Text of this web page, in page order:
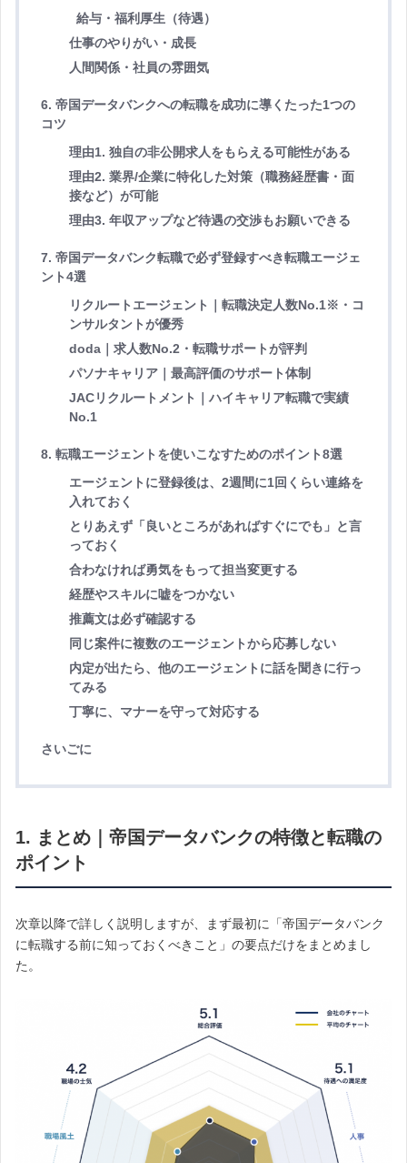
給与・福利厚生（待遇）
仕事のやりがい・成長
人間関係・社員の雰囲気
6. 帝国データバンクへの転職を成功に導くたった1つの
コツ
理由1. 独自の非公開求人をもらえる可能性がある
理由2. 業界/企業に特化した対策（職務経歴書・面
接など）が可能
理由3. 年収アップなど待遇の交渉もお願いできる
7. 帝国データバンク転職で必ず登録すべき転職エージェ
ント4選
リクルートエージェント｜転職決定人数No.1※・コ
ンサルタントが優秀
doda｜求人数No.2・転職サポートが評判
パソナキャリア｜最高評価のサポート体制
JACリクルートメント｜ハイキャリア転職で実績
No.1
8. 転職エージェントを使いこなすためのポイント8選
エージェントに登録後は、2週間に1回くらい連絡を
入れておく
とりあえず「良いところがあればすぐにでも」と言
っておく
合わなければ勇気をもって担当変更する
経歴やスキルに嘘をつかない
推薦文は必ず確認する
同じ案件に複数のエージェントから応募しない
内定が出たら、他のエージェントに話を聞きに行っ
てみる
丁寧に、マナーを守って対応する
さいごに
1. まとめ｜帝国データバンクの特徴と転職の
ポイント
次章以降で詳しく説明しますが、まず最初に「帝国データバンク
に転職する前に知っておくべきこと」の要点だけをまとめまし
た。